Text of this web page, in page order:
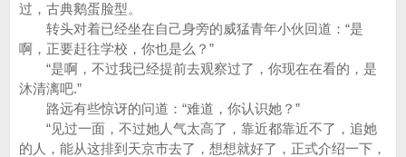
过，古典鹅蛋脸型。
转头对着已经坐在自己身旁的威猛青年小伙回道：“是
啊，正要赶往学校，你也是么？”
“是啊，不过我已经提前去观察过了，你现在在看的，是
沐清漓吧.”
路远有些惊讶的问道：“难道，你认识她？”
“见过一面，不过她人气太高了，靠近都靠近不了，追她
的人，能从这排到天京市去了，想想就好了，正式介绍一下，